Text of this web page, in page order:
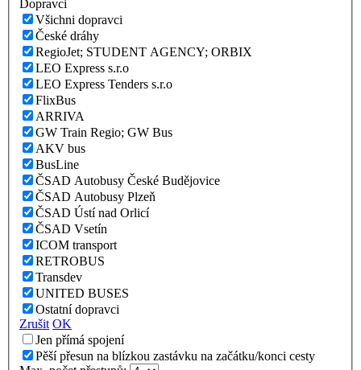
Dopravci
Všichni dopravci
České dráhy
RegioJet; STUDENT AGENCY; ORBIX
LEO Express s.r.o
LEO Express Tenders s.r.o
FlixBus
ARRIVA
GW Train Regio; GW Bus
AKV bus
BusLine
ČSAD Autobusy České Budějovice
ČSAD Autobusy Plzeň
ČSAD Ústí nad Orlicí
ČSAD Vsetín
ICOM transport
RETROBUS
Transdev
UNITED BUSES
Ostatní dopravci
Zrušit OK
Jen přímá spojení
Pěší přesun na blízkou zastávku na začátku/konci cesty